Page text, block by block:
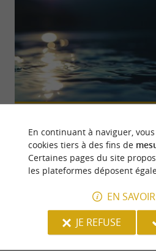
La Base de loisirs d’Orthez-Biron se
cœur d’un domaine forestier, sur la
d’Orthez, dans le ...
199 m - Orthez
En continuant à naviguer,
cookies tiers à des fins de
Certaines pages du site
les plateformes déposent
EN
JE REFUSE